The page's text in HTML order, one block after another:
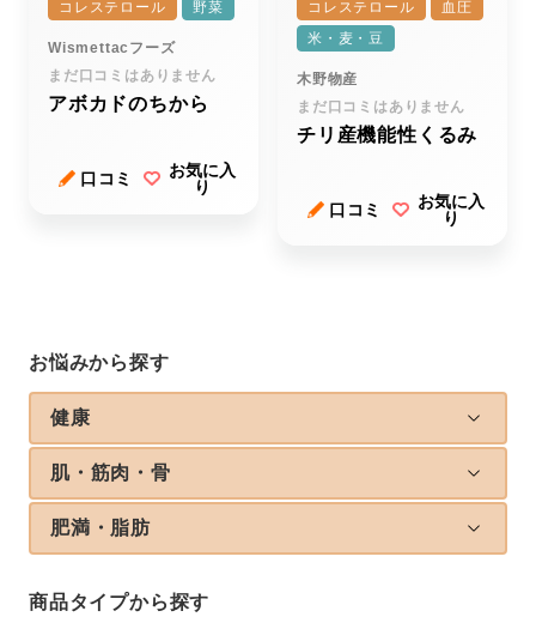
お悩みから探す
健康
肌・筋肉・骨
肥満・脂肪
商品タイプから探す
コレステロール 野菜
Wismettacフーズ
まだ口コミはありません
アボカドのちから
口コミ
お気に入
り
コレステロール
血圧
米・麦・豆
木野物産
まだ口コミはありません
チリ産機能性くるみ
口コミ
お気に入
り